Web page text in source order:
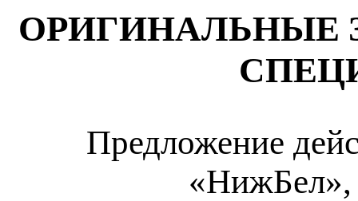
ОРИГИНАЛЬНЫЕ
Предложение
«НижБел»,